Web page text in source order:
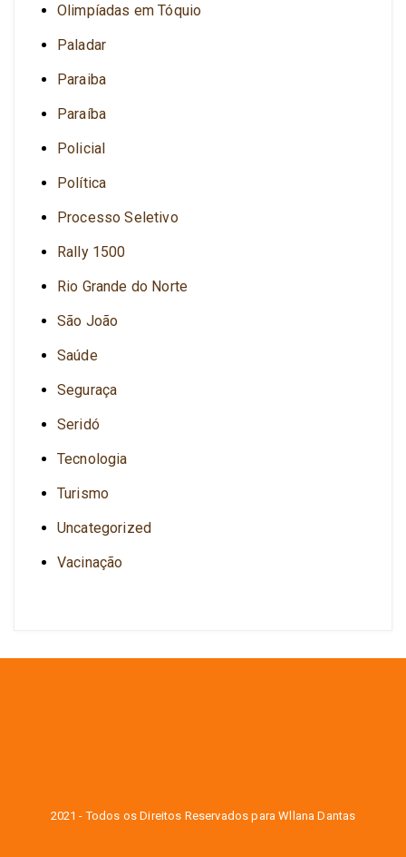
Olimpíadas em Tóquio
Paladar
Paraiba
Paraíba
Policial
Política
Processo Seletivo
Rally 1500
Rio Grande do Norte
São João
Saúde
Seguraça
Seridó
Tecnologia
Turismo
Uncategorized
Vacinação
2021 - Todos os Direitos Reservados para Wllana Dantas